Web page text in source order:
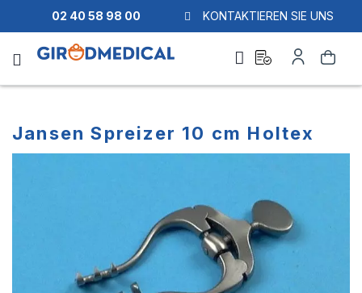
02 40 58 98 00 KONTAKTIEREN SIE UNS
Suche
quote
Konto
Jansen Spreizer 10 cm Holtex